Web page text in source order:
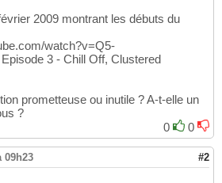
2009 montrant les débuts du
watch?v=Q5-
Episode 3 - Chill Off, Clustered
prometteuse ou inutile ? A-t-elle un
?
0
0
09h23 #2